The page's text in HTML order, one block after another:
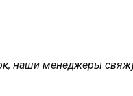
наши менеджеры